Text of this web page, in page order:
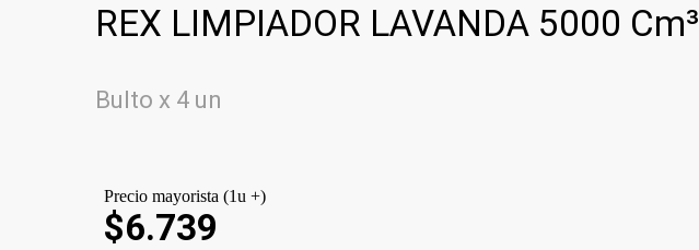
REX LIMPIADOR LAVANDA 5000 Cm³
Bulto x 4 un
Precio mayorista (1u +)
$6.739